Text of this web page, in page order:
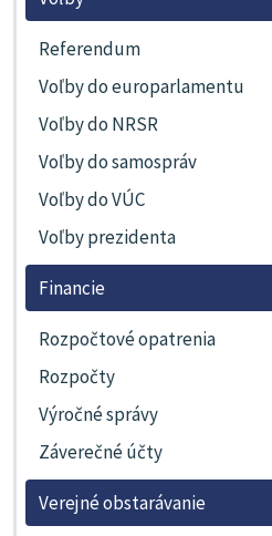
Referendum
Voľby do europarlamentu
Voľby do NRSR
Voľby do samospráv
Voľby do VÚC
Voľby prezidenta
Financie
Rozpočtové opatrenia
Rozpočty
Výročné správy
Záverečné účty
Verejné obstarávanie